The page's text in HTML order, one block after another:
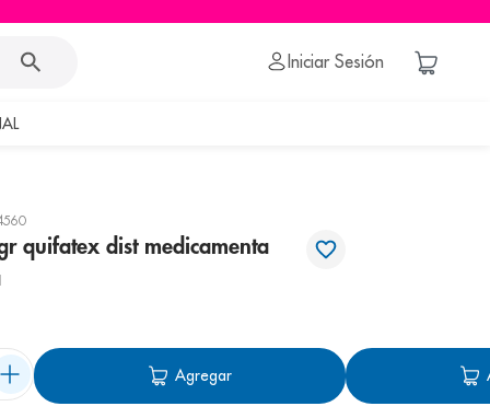
Iniciar Sesión
quifatex dist medicamenta
Agregar